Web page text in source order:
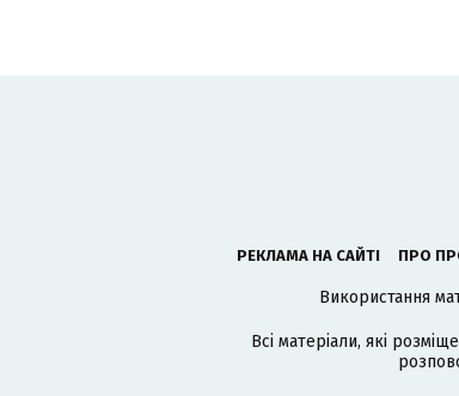
РЕКЛАМА НА САЙТІ ПРО
Використання
Всі матеріали, які